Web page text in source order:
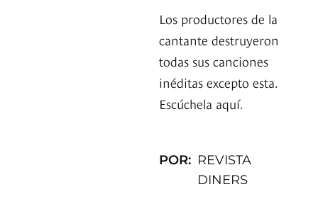
Los productores de la
cantante destruyeron
todas sus canciones
inéditas excepto esta.
Escúchela aquí.
POR: REVISTA
DINERS